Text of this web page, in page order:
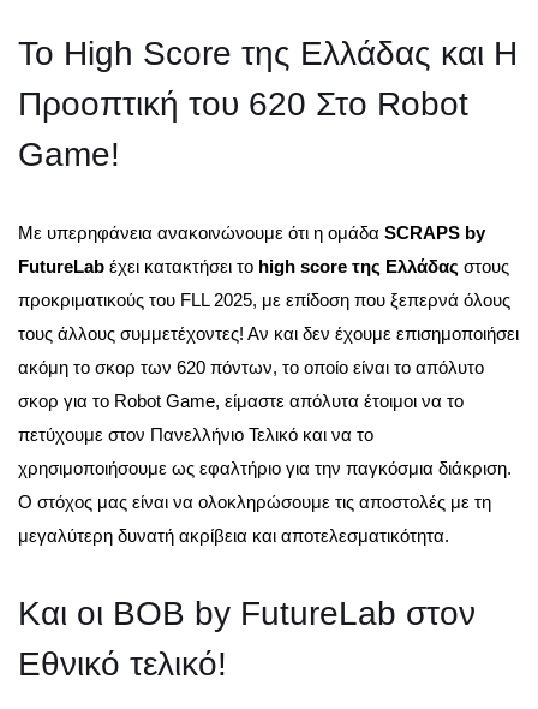
Το High Score της Ελλάδας και Η
Προοπτική του 620 Στο Robot
Game!
Με υπερηφάνεια ανακοινώνουμε ότι η ομάδα SCRAPS by
FutureLab έχει κατακτήσει το high score της Ελλάδας στους
προκριματικούς του FLL 2025, με επίδοση που ξεπερνά όλους
τους άλλους συμμετέχοντες! Αν και δεν έχουμε επισημοποιήσει
ακόμη το σκορ των 620 πόντων, το οποίο είναι το απόλυτο
σκορ για το Robot Game, είμαστε απόλυτα έτοιμοι να το
πετύχουμε στον Πανελλήνιο Τελικό και να το
χρησιμοποιήσουμε ως εφαλτήριο για την παγκόσμια διάκριση.
Ο στόχος μας είναι να ολοκληρώσουμε τις αποστολές με τη
μεγαλύτερη δυνατή ακρίβεια και αποτελεσματικότητα.
Και οι BOB by FutureLab στον
Εθνικό τελικό!